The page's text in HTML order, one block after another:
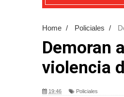
Home / Policiales /
Demoran
violencia
19:46 Policiales